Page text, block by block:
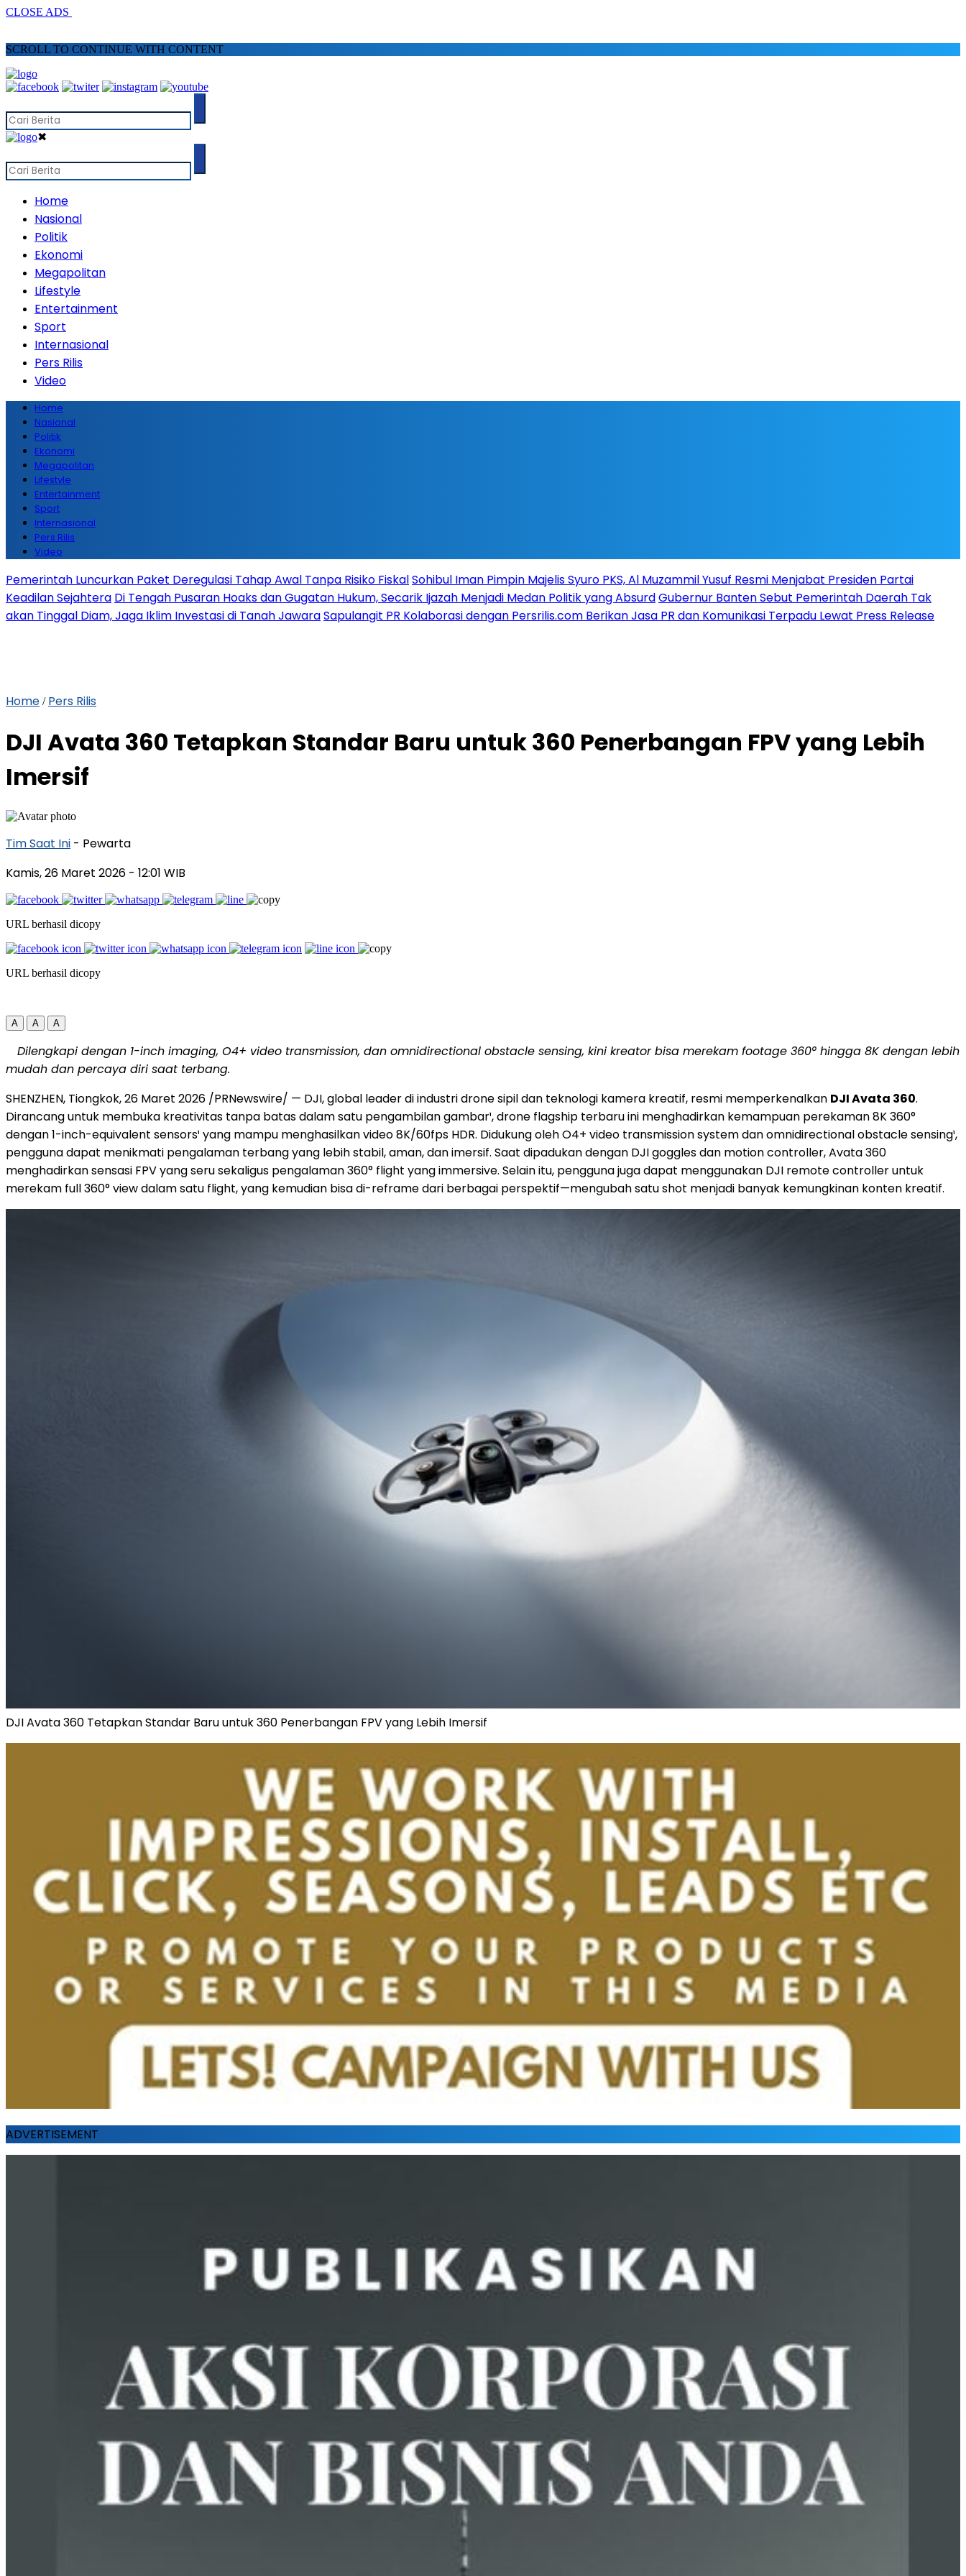
CLOSE ADS
SCROLL TO CONTINUE WITH CONTENT
✖
Home
Nasional
Politik
Ekonomi
Megapolitan
Lifestyle
Entertainment
Sport
Internasional
Pers Rilis
Video
Home
Nasional
Politik
Ekonomi
Megapolitan
Lifestyle
Entertainment
Sport
Internasional
Pers Rilis
Video
Pemerintah Luncurkan Paket Deregulasi Tahap Awal Tanpa Risiko FiskalSohibul Iman Pimpin Majelis Syuro PKS, Al Muzammil Yusuf Resmi Menjabat Presiden Partai
Keadilan Sejahtera Di Tengah Pusaran Hoaks dan Gugatan Hukum, Secarik Ijazah Menjadi Medan Politik yang AbsurdGubernur Banten Sebut Pemerintah Daerah Tak
akan Tinggal Diam, Jaga Iklim Investasi di Tanah JawaraSapulangit PR Kolaborasi dengan Persrilis.com Berikan Jasa PR dan Komunikasi Terpadu Lewat Press Release
Home / Pers Rilis
DJI Avata 360 Tetapkan Standar Baru untuk 360 Penerbangan FPV yang Lebih
Imersif
Tim Saat Ini - Pewarta
Kamis, 26 Maret 2026 - 12:01 WIB
URL berhasil dicopy
URL berhasil dicopy
A A A
Dilengkapi dengan 1-inch imaging, O4+ video transmission, dan omnidirectional obstacle sensing, kini kreator bisa merekam footage 360° hingga 8K dengan lebih
mudah dan percaya diri saat terbang.
SHENZHEN, Tiongkok,26 Maret 2026 /PRNewswire/ — DJI, global leader di industri drone sipil dan teknologi kamera kreatif, resmi memperkenalkan DJI Avata 360.
Dirancang untuk membuka kreativitas tanpa batas dalam satu pengambilan gambar¹, drone flagship terbaru ini menghadirkan kemampuan perekaman 8K 360°
dengan 1-inch-equivalent sensors¹ yang mampu menghasilkan video 8K/60fps HDR. Didukung oleh O4+ video transmission system dan omnidirectional obstacle sensing¹,
pengguna dapat menikmati pengalaman terbang yang lebih stabil, aman, dan imersif. Saat dipadukan dengan DJI goggles dan motion controller, Avata 360
menghadirkan sensasi FPV yang seru sekaligus pengalaman 360° flight yang immersive. Selain itu, pengguna juga dapat menggunakan DJI remote controller untuk
merekam full 360° view dalam satu flight, yang kemudian bisa di-reframe dari berbagai perspektif—mengubah satu shot menjadi banyak kemungkinan konten kreatif.
DJI Avata 360 Tetapkan Standar Baru untuk 360 Penerbangan FPV yang Lebih Imersif
ADVERTISEMENT